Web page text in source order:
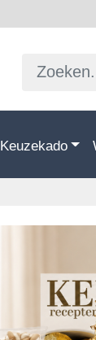
Keuzekado